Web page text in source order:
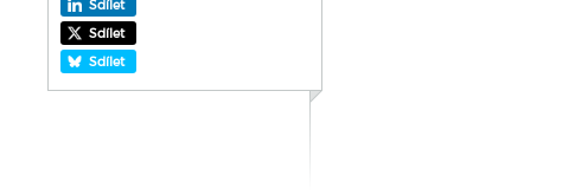
Sdílet
Sdílet
Sdílet